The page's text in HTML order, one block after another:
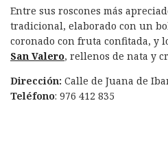
Entre sus roscones más
tradicional, elaborado con un
coronado con fruta confitada, y
San Valero, rellenos de nata y
Dirección: Calle de Juana de
Teléfono: 976 412 835